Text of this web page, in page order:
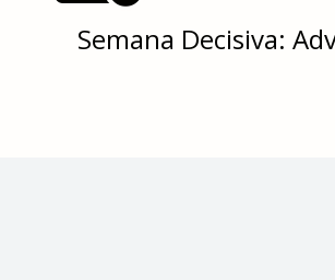
Semana Decisiva: